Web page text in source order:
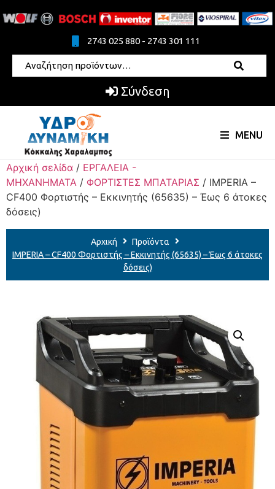
2743 025 880 - 2743 301 111
Σύνδεση
MENU
Αρχική σελίδα / ΕΡΓΑΛΕΙΑ -
ΜΗΧΑΝΗΜΑΤΑ / ΦΟΡΤΙΣΤΕΣ ΜΠΑΤΑΡΙΑΣ / IMPERIA –
CF400 Φορτιστής – Εκκινητής (65635) – Έως 6 άτοκες
δόσεις)
Αρχική
Προϊόντα
IMPERIA – CF400 Φορτιστής – Εκκινητής (65635) – Έως 6 άτοκες
δόσεις)